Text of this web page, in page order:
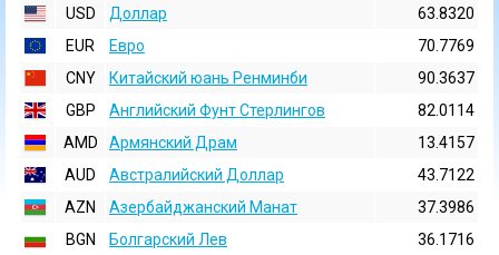
USD
Доллар
63.8320
EUR
Евро
70.7769
CNY
Китайский юань Ренминби
90.3637
GBP
Английский Фунт Стерлингов
82.0114
AMD
Армянский Драм
13.4157
AUD
Австралийский Доллар
43.7122
AZN
Азербайджанский Манат
37.3986
BGN
Болгарский Лев
36.1716